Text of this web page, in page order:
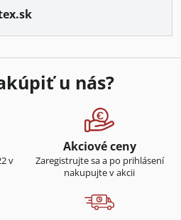
u nás?
v
Akciové ceny
Zaregistrujte sa a po prihlásení
nakupujte v akcii